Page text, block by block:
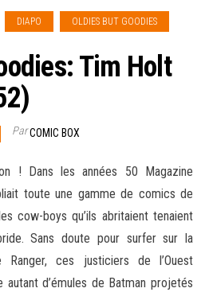
DIAPO OLDIES BUT GOODIES
Tim Holt
ParCOMIC BOX
! Dans les années 50 Magazine
toute une gamme de comics de
cow-boys qu’ils abritaient tenaient
Sans doute pour surfer sur la
, ces justiciers de l’Ouest
autant d’émules de Batman projetés